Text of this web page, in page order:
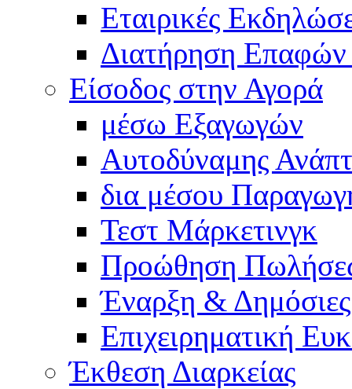
Εταιρικές
Διατήρηση
Είσοδος στην Αγορά
μέσω Εξαγωγών
Αυτοδύναμης
δια μέσου
Τεστ Μάρκετινγκ
Προώθηση
Έναρξη & Δημόσιες
Επιχειρηματική
Έκθεση Διαρκείας